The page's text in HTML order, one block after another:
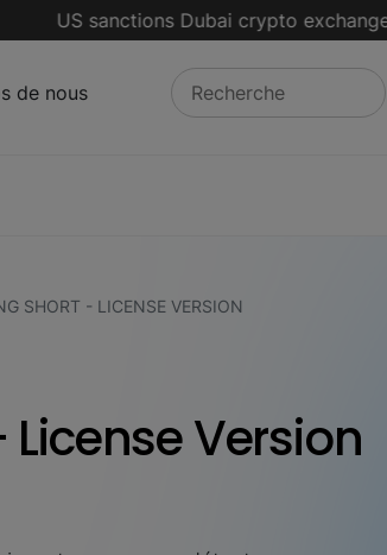
US sanctions Dubai crypto exchange
de nous
SHORT - LICENSE VERSION
Version